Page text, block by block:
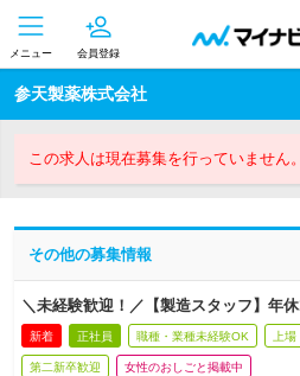
メニュー 会員登録
参天製薬株式会社
この求人は現在募集を行っていません。
その他の募集情報
＼未経験歓迎！／【製造スタッフ】年
新着 正社員 職種・業種未経験OK 上場
第二新卒歓迎 女性のおしごと掲載中